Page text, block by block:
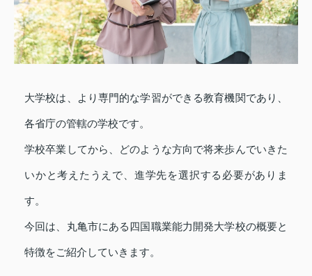
大学校は、より専門的な学習ができる教育機関であり、
各省庁の管轄の学校です。
学校卒業してから、どのような方向で将来歩んでいきた
いかと考えたうえで、進学先を選択する必要がありま
す。
今回は、丸亀市にある四国職業能力開発大学校の概要と
特徴をご紹介していきます。